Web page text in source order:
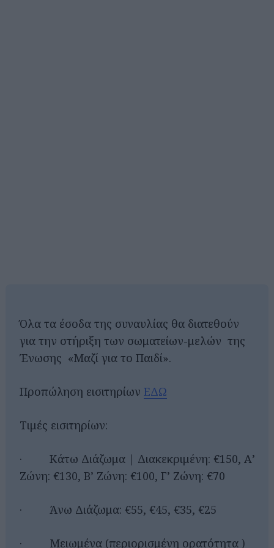
Όλα τα έσοδα της συναυλίας θα διατεθούν
για την στήριξη των σωματείων-μελών της
Ένωσης «Μαζί για το Παιδί».
Προπώληση εισιτηρίων ΕΔΩ
Τιμές εισιτηρίων:
· Κάτω Διάζωμα | Διακεκριμένη: €150, Α’
Ζώνη: €130, Β’ Ζώνη: €100, Γ’ Ζώνη: €70
· Άνω Διάζωμα: €55, €45, €35, €25
· Μειωμένα (περιορισμένη ορατότητα )